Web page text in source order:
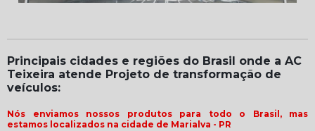
Principais cidades e regiões do Brasil onde a AC
Teixeira atende Projeto de transformação de
veículos:
Nós enviamos nossos produtos para todo o Brasil, mas
estamos localizados na cidade de Marialva - PR